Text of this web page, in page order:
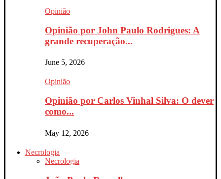
Opinião
Opinião por John Paulo Rodrigues: A
grande recuperação...
June 5, 2026
Opinião
Opinião por Carlos Vinhal Silva: O dever
como...
May 12, 2026
Necrologia
Necrologia